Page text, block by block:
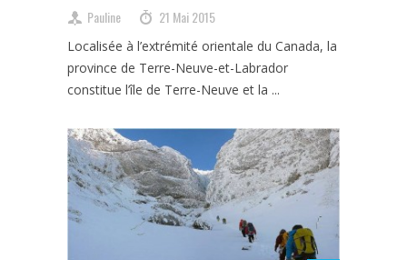
Pauline 21 Mai 2015
Localisée à l’extrémité orientale du Canada, la
province de Terre-Neuve-et-Labrador
constitue l’île de Terre-Neuve et la ...